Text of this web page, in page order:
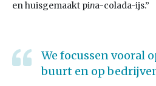
en huisgemaakt pina-colada-ijs.”
We focussen vooral
buurt en op